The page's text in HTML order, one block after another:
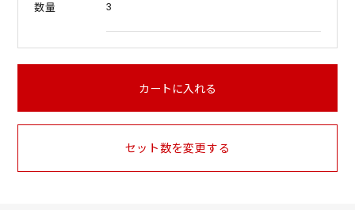
数量 3
カートに入れる
セット数を変更する